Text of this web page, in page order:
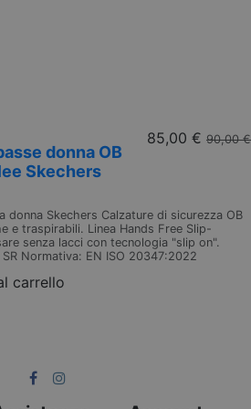
donna OB
Skechers
85,00 € 90,00 €
donna Skechers Calzature di sicurezza OB
e traspirabili. Linea Hands Free Slip-
senza lacci con tecnologia "slip on".
Normativa: EN ISO 20347:2022
carrello